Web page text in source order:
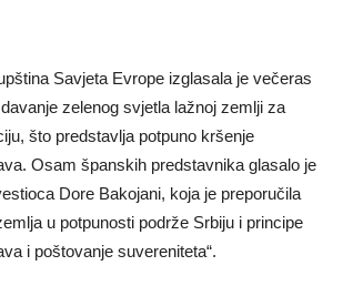
Savjeta Evrope izglasala je večeras
zelenog svjetla lažnoj zemlji za
što predstavlja potpuno kršenje
Osam španskih predstavnika glasalo je
Dore Bakojani, koja je preporučila
u potpunosti podrže Srbiju i principe
i poštovanje suvereniteta“.